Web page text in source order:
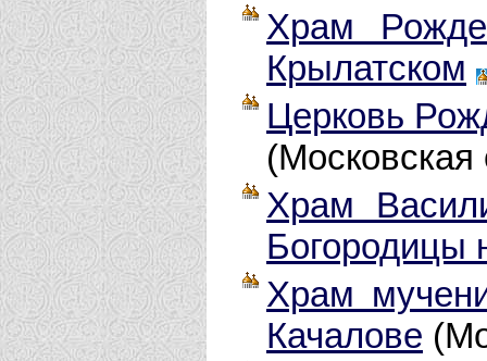
Храм
Крылатском
Церковь
(Московская
Храм
Богородицы
Храм
Качалове